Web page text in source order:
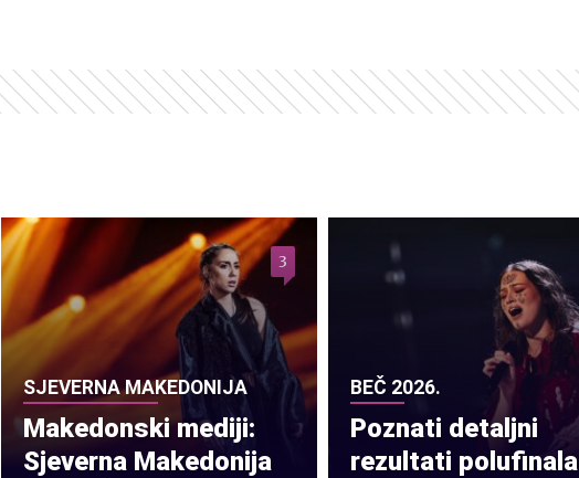
SJEVERNA MAKEDONIJA
Makedonski mediji:
Sjeverna Makedonija
3
BEČ 2026.
Poznati detaljni
rezultati polufinala